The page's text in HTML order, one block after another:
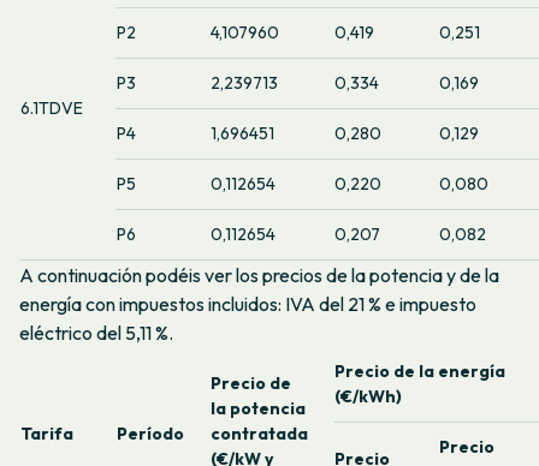
6.1TDVE
P2 4,107960 0,419 0,251
P3 2,239713 0,334 0,169
P4 1,696451 0,280 0,129
P5 0,112654 0,220 0,080
P6 0,112654 0,207 0,082
A continuación podéis ver los precios de la potencia y de la
energía con impuestos incluidos: IVA del 21 % e impuesto
eléctrico del 5,11 %.
Tarifa Período
Precio de
la potencia
contratada
(€/kW y
Precio de la energía
(€/kWh)
Precio
Precio